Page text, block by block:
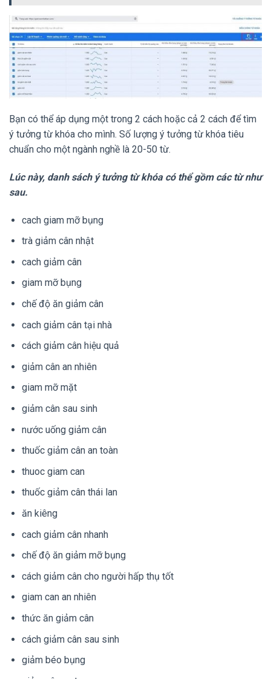
Bạn có thể áp dụng một trong 2 cách hoặc cả 2 cách để tìm
ý tưởng từ khóa cho mình. Số lượng ý tưởng từ khóa tiêu
chuẩn cho một ngành nghề là 20-50 từ.
Lúc này, danh sách ý tưởng từ khóa có thể gồm các từ như
sau.
cach giam mỡ bụng
trà giảm cân nhật
cach giảm cân
giam mỡ bụng
chế độ ăn giảm cân
cach giảm cân tại nhà
cách giảm cân hiệu quả
giảm cân an nhiên
giam mỡ mặt
giảm cân sau sinh
nước uống giảm cân
thuốc giảm cân an toàn
thuoc giam can
thuốc giảm cân thái lan
ăn kiêng
cach giảm cân nhanh
chế độ ăn giảm mỡ bụng
cách giảm cân cho người hấp thụ tốt
giam can an nhiên
thức ăn giảm cân
cách giảm cân sau sinh
giảm béo bụng